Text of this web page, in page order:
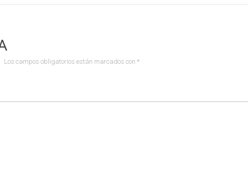
Los campos obligatorios están marcados con *